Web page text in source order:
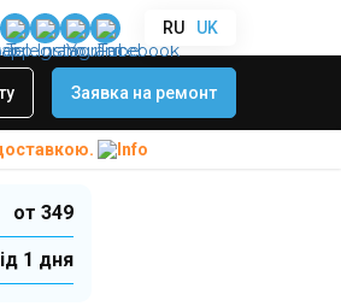
RU UK
Заявка на ремонт
от 349
1 дня